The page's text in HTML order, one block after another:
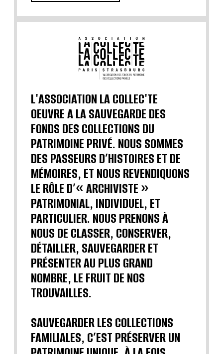
L'ASSOCIATION LA COLLEC'TE
OEUVRE A LA SAUVEGARDE DES
FONDS DES COLLECTIONS DU
PATRIMOINE PRIVÉ. NOUS SOMMES
DES PASSEURS D’HISTOIRES ET DE
MÉMOIRES, ET NOUS REVENDIQUONS
LE RÔLE D’« ARCHIVISTE »
PATRIMONIAL, INDIVIDUEL, ET
PARTICULIER. NOUS PRENONS À
NOUS DE CLASSER, CONSERVER,
DÉTAILLER, SAUVEGARDER ET
PRÉSENTER AU PLUS GRAND
NOMBRE, LE FRUIT DE NOS
TROUVAILLES.
SAUVEGARDER LES COLLECTIONS
FAMILIALES, C’EST PRÉSERVER UN